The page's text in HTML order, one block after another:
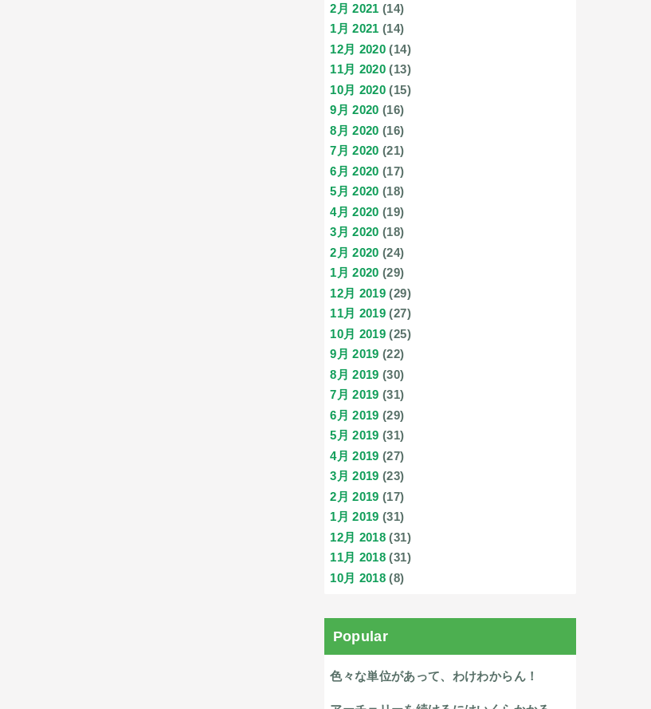
2月 2021 (14)
1月 2021 (14)
12月 2020 (14)
11月 2020 (13)
10月 2020 (15)
9月 2020 (16)
8月 2020 (16)
7月 2020 (21)
6月 2020 (17)
5月 2020 (18)
4月 2020 (19)
3月 2020 (18)
2月 2020 (24)
1月 2020 (29)
12月 2019 (29)
11月 2019 (27)
10月 2019 (25)
9月 2019 (22)
8月 2019 (30)
7月 2019 (31)
6月 2019 (29)
5月 2019 (31)
4月 2019 (27)
3月 2019 (23)
2月 2019 (17)
1月 2019 (31)
12月 2018 (31)
11月 2018 (31)
10月 2018 (8)
Popular
色々な単位があって、わけわからん！